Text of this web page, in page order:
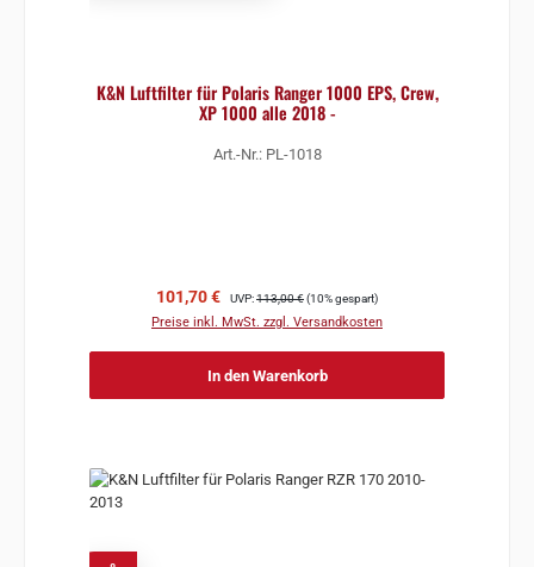
K&N Luftfilter für Polaris Ranger 1000 EPS, Crew,
XP 1000 alle 2018 -
Art.-Nr.: PL-1018
Verkaufspreis:
101,70 € Regulärer Preis:
UVP:113,00 €(10% gespart)
Preise inkl. MwSt. zzgl. Versandkosten
In den Warenkorb